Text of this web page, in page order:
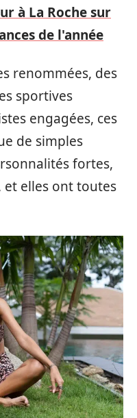
à La Roche sur
de l'année
renommées, des
sportives
engagées, ces
de simples
fortes,
et elles ont toutes